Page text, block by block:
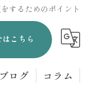
するためのポイント
こちら
ブログ コラム